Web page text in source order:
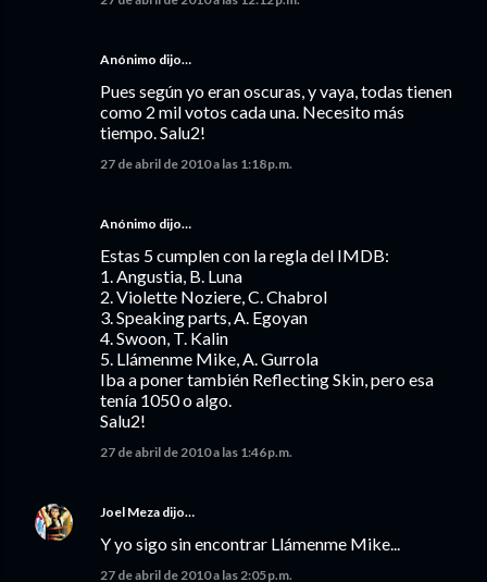
Anónimo dijo…
Pues según yo eran oscuras, y vaya, todas tienen
como 2 mil votos cada una. Necesito más
tiempo. Salu2!
27 de abril de 2010 a las 1:18 p.m.
Anónimo dijo…
Estas 5 cumplen con la regla del IMDB:
1. Angustia, B. Luna
2. Violette Noziere, C. Chabrol
3. Speaking parts, A. Egoyan
4. Swoon, T. Kalin
5. Llámenme Mike, A. Gurrola
Iba a poner también Reflecting Skin, pero esa
tenía 1050 o algo.
Salu2!
27 de abril de 2010 a las 1:46 p.m.
Joel Meza dijo…
Y yo sigo sin encontrar Llámenme Mike...
27 de abril de 2010 a las 2:05 p.m.